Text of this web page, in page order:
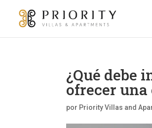
¿Qué debe
ofrecer
por Priority Villas and